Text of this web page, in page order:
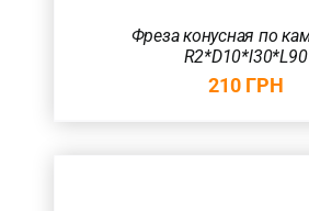
Фреза конусная по
R2*D10*l30*L90
210 ГРН